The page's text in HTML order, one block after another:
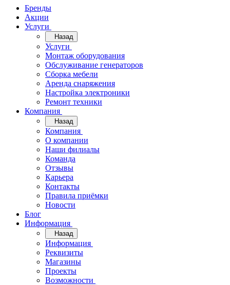
Бренды
Акции
Услуги
Назад
Услуги
Монтаж оборудования
Обслуживание генераторов
Сборка мебели
Аренда снаряжения
Настройка электроники
Ремонт техники
Компания
Назад
Компания
О компании
Наши филиалы
Команда
Отзывы
Карьера
Контакты
Правила приёмки
Новости
Блог
Информация
Назад
Информация
Реквизиты
Магазины
Проекты
Возможности